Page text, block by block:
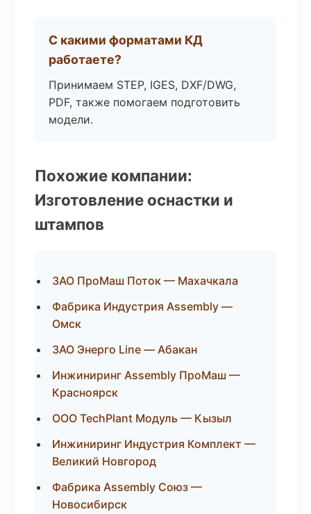
С какими форматами КД
работаете?
Принимаем STEP, IGES, DXF/DWG,
PDF, также помогаем подготовить
модели.
Похожие компании:
Изготовление оснастки и
штампов
ЗАО ПроМаш Поток — Махачкала
Фабрика Индустрия Assembly —
Омск
ЗАО Энерго Line — Абакан
Инжиниринг Assembly ПроМаш —
Красноярск
ООО TechPlant Модуль — Кызыл
Инжиниринг Индустрия Комплект —
Великий Новгород
Фабрика Assembly Союз —
Новосибирск